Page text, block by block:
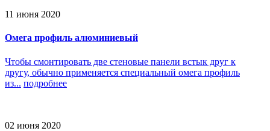
11 июня 2020
Омега профиль алюминиевый
Чтобы смонтировать две стеновые панели встык друг к
другу, обычно применяется специальный омега профиль
из... подробнее
02 июня 2020